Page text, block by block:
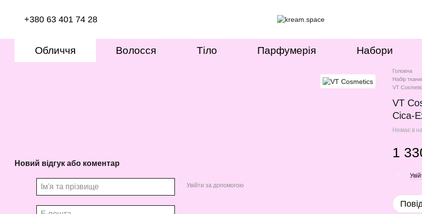
+380 63 401 74 28
Обличчя Волосся Тіло Парфумерія Набори
Новий відгук або коментар
Увійти за допомогою
Головна
Набір
VT
VT
Cica-
Немає в
1